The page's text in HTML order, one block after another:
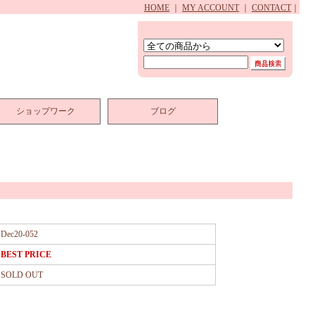
HOME MY ACCOUNT CONTACT
ショップワーク ブログ
Dec20-052
BEST PRICE
SOLD OUT